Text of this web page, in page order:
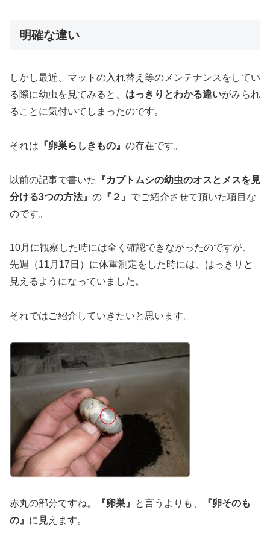
明確な違い
しかし最近、マットの入れ替え等のメンテナンスをしてい
る際に幼虫を見てみると、 はっきりとわかる違いがみられ
ることに気付いてしまったのです。
それは 『卵巣らしきもの』 の存在です。
以前の記事で書いた
『カブトムシの幼虫のオスとメスを見
分ける3つの方法』 の 『２』 でご紹介させて頂いた項目な
のです。
10月に観察した時には全く確認できなかったのですが、
先週（11月17日）に体重測定をした時には、はっきりと
見えるようになっていました。
それではご紹介していきたいと思います。
赤丸の部分ですね。 『卵巣』 と言うよりも、
『卵そのも
の』 に見えます。